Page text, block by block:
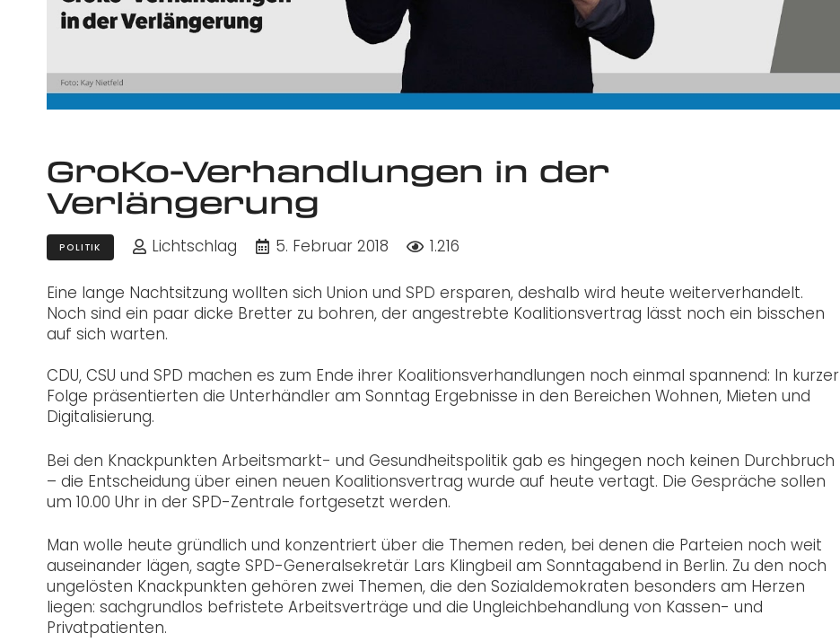
GroKo-Verhandlungen in der
Verlängerung
POLITIK Lichtschlag 5. Februar 2018 1.216
Eine lange Nachtsitzung wollten sich Union und SPD ersparen, deshalb wird heute weiterverhandelt.
Noch sind ein paar dicke Bretter zu bohren, der angestrebte Koalitionsvertrag lässt noch ein bisschen
auf sich warten.
CDU, CSU und SPD machen es zum Ende ihrer Koalitionsverhandlungen noch einmal spannend: In kurzer
Folge präsentierten die Unterhändler am Sonntag Ergebnisse in den Bereichen Wohnen, Mieten und
Digitalisierung.
Bei den Knackpunkten Arbeitsmarkt- und Gesundheitspolitik gab es hingegen noch keinen Durchbruch
– die Entscheidung über einen neuen Koalitionsvertrag wurde auf heute vertagt. Die Gespräche sollen
um 10.00 Uhr in der SPD-Zentrale fortgesetzt werden.
Man wolle heute gründlich und konzentriert über die Themen reden, bei denen die Parteien noch weit
auseinander lägen, sagte SPD-Generalsekretär Lars Klingbeil am Sonntagabend in Berlin. Zu den noch
ungelösten Knackpunkten gehören zwei Themen, die den Sozialdemokraten besonders am Herzen
liegen: sachgrundlos befristete Arbeitsverträge und die Ungleichbehandlung von Kassen- und
Privatpatienten.